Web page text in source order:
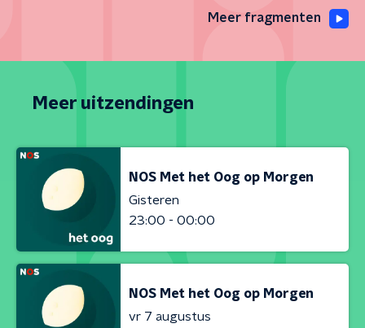
Meer fragmenten
Meer uitzendingen
NOS Met het Oog op Morgen
Gisteren
23:00 - 00:00
NOS Met het Oog op Morgen
vr 7 augustus